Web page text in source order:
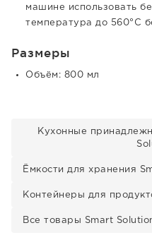
машине использовать
температура до 560°С
Размеры
Объём: 800 мл
Кухонные
Ёмкости для хранения
Контейнеры для
Все товары Smart